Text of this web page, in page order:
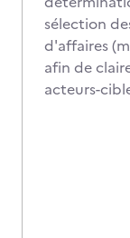
sélection
d'affaires
afin de
acteurs-